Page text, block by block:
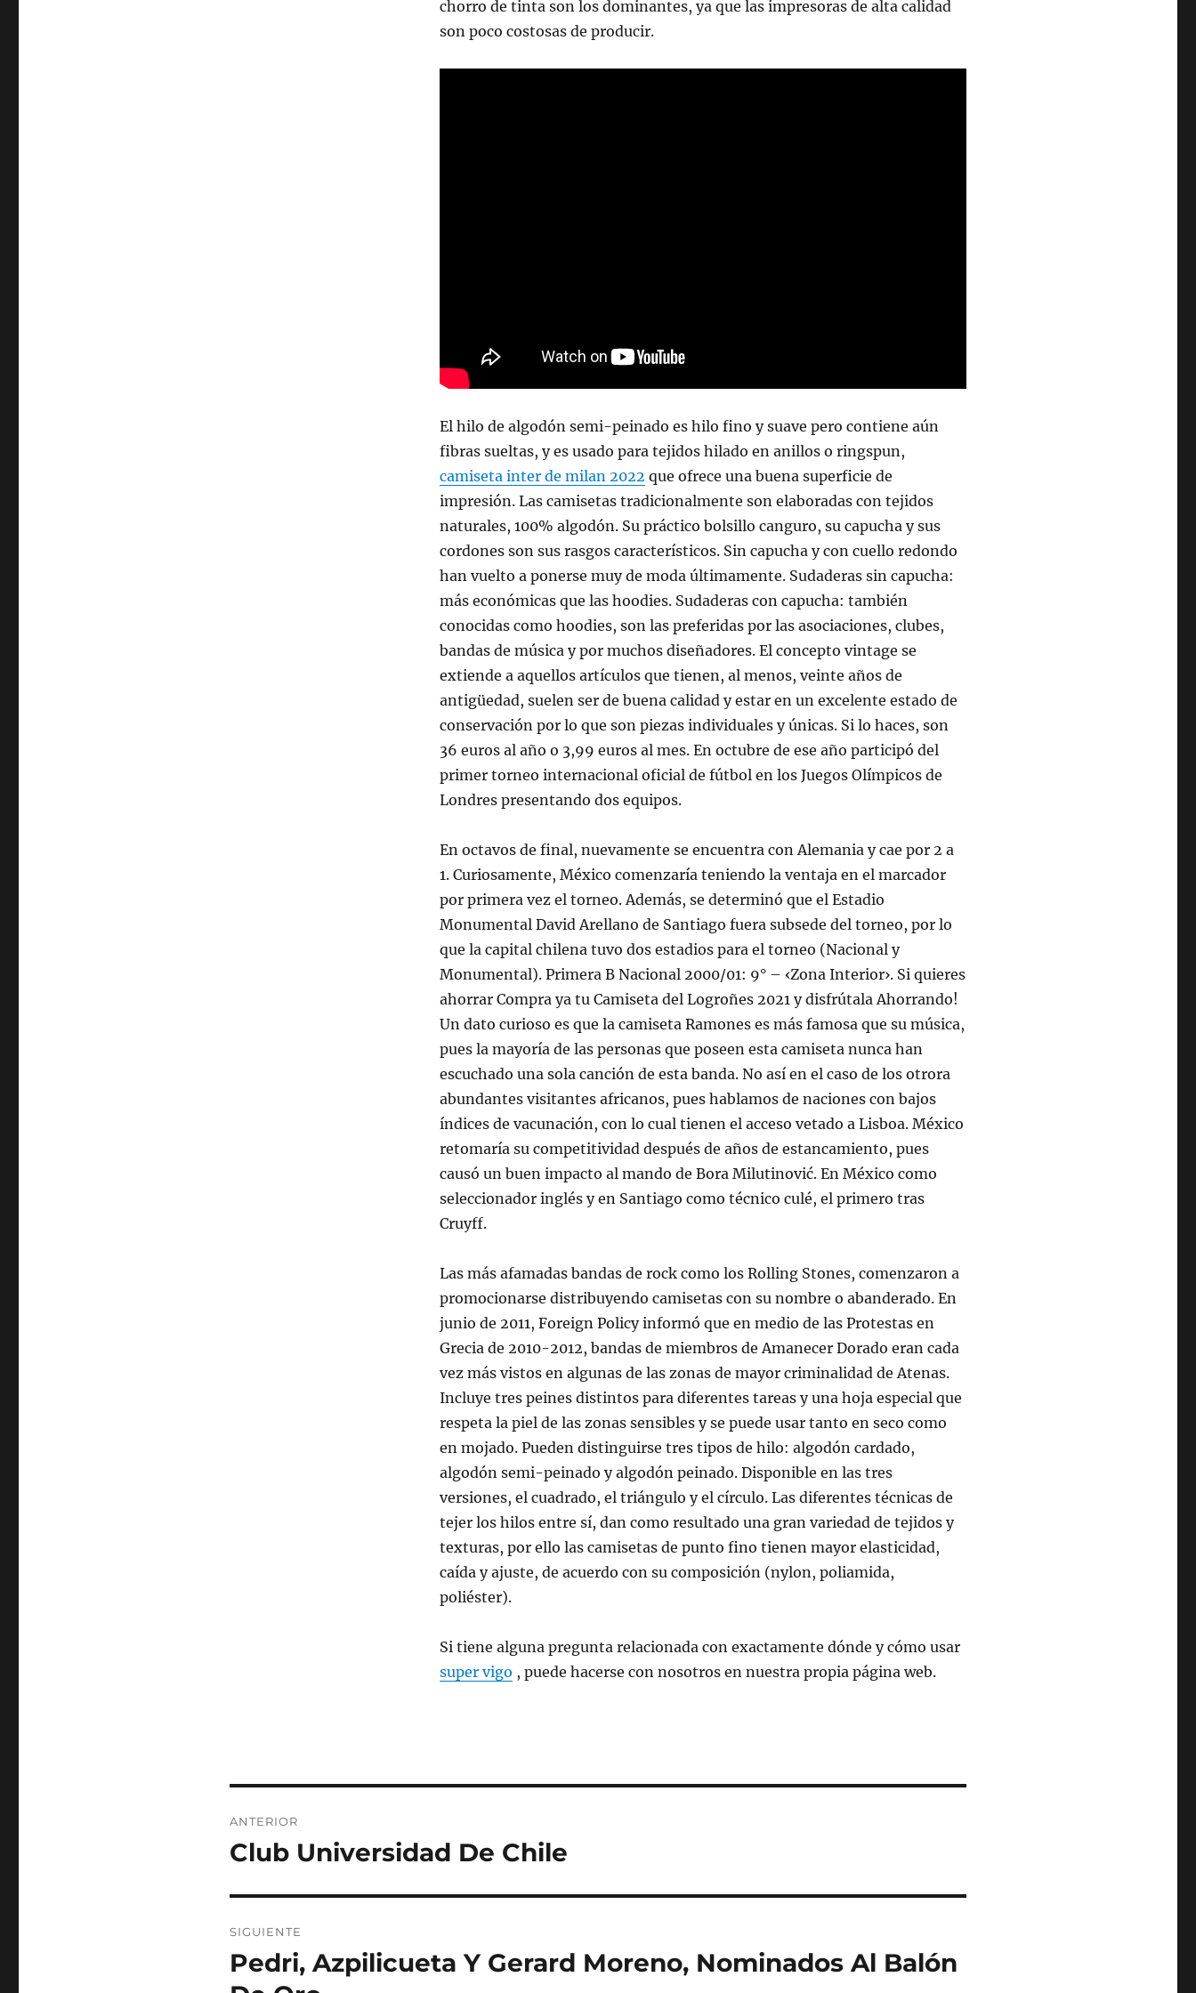
chorro de tinta son los dominantes, ya que las impresoras de alta calidad
son poco costosas de producir.
El hilo de algodón semi-peinado es hilo fino y suave pero contiene aún
fibras sueltas, y es usado para tejidos hilado en anillos o ringspun,
camiseta inter de milan 2022 que ofrece una buena superficie de
impresión. Las camisetas tradicionalmente son elaboradas con tejidos
naturales, 100% algodón. Su práctico bolsillo canguro, su capucha y sus
cordones son sus rasgos característicos. Sin capucha y con cuello redondo
han vuelto a ponerse muy de moda últimamente. Sudaderas sin capucha:
más económicas que las hoodies. Sudaderas con capucha: también
conocidas como hoodies, son las preferidas por las asociaciones, clubes,
bandas de música y por muchos diseñadores. El concepto vintage se
extiende a aquellos artículos que tienen, al menos, veinte años de
antigüedad, suelen ser de buena calidad y estar en un excelente estado de
conservación por lo que son piezas individuales y únicas. Si lo haces, son
36 euros al año o 3,99 euros al mes. En octubre de ese año participó del
primer torneo internacional oficial de fútbol en los Juegos Olímpicos de
Londres presentando dos equipos.
En octavos de final, nuevamente se encuentra con Alemania y cae por 2 a
1. Curiosamente, México comenzaría teniendo la ventaja en el marcador
por primera vez el torneo. Además, se determinó que el Estadio
Monumental David Arellano de Santiago fuera subsede del torneo, por lo
que la capital chilena tuvo dos estadios para el torneo (Nacional y
Monumental). Primera B Nacional 2000/01: 9° – ‹Zona Interior›. Si quieres
ahorrar Compra ya tu Camiseta del Logroñes 2021 y disfrútala Ahorrando!
Un dato curioso es que la camiseta Ramones es más famosa que su música,
pues la mayoría de las personas que poseen esta camiseta nunca han
escuchado una sola canción de esta banda. No así en el caso de los otrora
abundantes visitantes africanos, pues hablamos de naciones con bajos
índices de vacunación, con lo cual tienen el acceso vetado a Lisboa. México
retomaría su competitividad después de años de estancamiento, pues
causó un buen impacto al mando de Bora Milutinović. En México como
seleccionador inglés y en Santiago como técnico culé, el primero tras
Cruyff.
Las más afamadas bandas de rock como los Rolling Stones, comenzaron a
promocionarse distribuyendo camisetas con su nombre o abanderado. En
junio de 2011, Foreign Policy informó que en medio de las Protestas en
Grecia de 2010-2012, bandas de miembros de Amanecer Dorado eran cada
vez más vistos en algunas de las zonas de mayor criminalidad de Atenas.
Incluye tres peines distintos para diferentes tareas y una hoja especial que
respeta la piel de las zonas sensibles y se puede usar tanto en seco como
en mojado. Pueden distinguirse tres tipos de hilo: algodón cardado,
algodón semi-peinado y algodón peinado. Disponible en las tres
versiones, el cuadrado, el triángulo y el círculo. Las diferentes técnicas de
tejer los hilos entre sí, dan como resultado una gran variedad de tejidos y
texturas, por ello las camisetas de punto fino tienen mayor elasticidad,
caída y ajuste, de acuerdo con su composición (nylon, poliamida,
poliéster).
Si tiene alguna pregunta relacionada con exactamente dónde y cómo usar
super vigo , puede hacerse con nosotros en nuestra propia página web.
de
ANTERIOR
Entrada
Club Universidad De Chile
SIGUIENTE
Entrada
siguiente:
Pedri, Azpilicueta Y Gerard Moreno, Nominados Al Balón